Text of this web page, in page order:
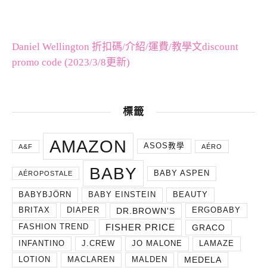
Daniel Wellington 折扣碼/介紹/運費/教學文discount
promo code (2023/3/8更新)
標籤
A&F AMAZON ASOS教學 AÉRO
AÉROPOSTALE BABY BABY ASPEN
BABYBJÖRN BABY EINSTEIN
BEAUTY
BRITAX
DIAPER DR.BROWN'S
ERGOBABY
FASHION TREND
FISHER PRICE GRACO
INFANTINO J.CREW JO MALONE
LAMAZE
LOTION
MACLAREN MALDEN MEDELA